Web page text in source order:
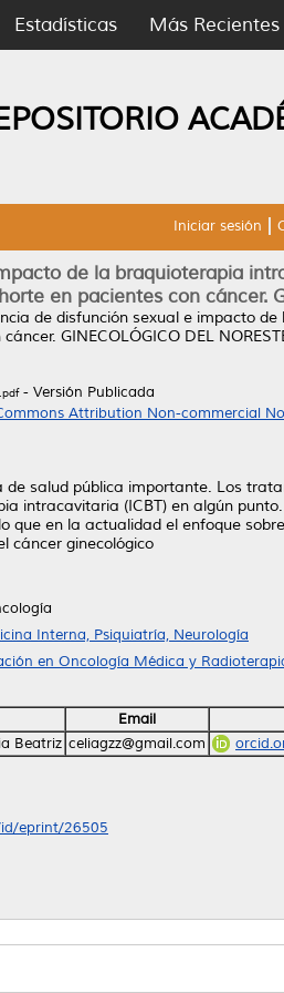
Estadísticas Más Recientes
Iniciar sesión
de la braquioterapia
en pacientes con cáncer.
de disfunción sexual e impacto
GINECOLÓGICO DEL
- Versión Publicada
Attribution Non-commercial
de salud pública importante. Los
intracavitaria (ICBT) en algún
que en la actualidad el enfoque
cáncer ginecológico
Interna, Psiquiatría, Neurología
en Oncología Médica y
Email
Beatriz celiagzz@gmail.com
eprint/26505